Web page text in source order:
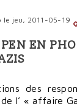
le jeu, 2011-05-19
EN
des
l’ « affaire